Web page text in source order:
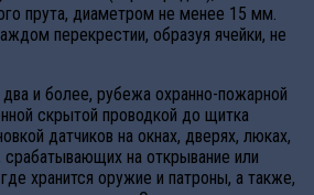
прута, диаметром не менее 15 мм.
перекрестии, образуя ячейки, не
и более, рубежа охранно-пожарной
скрытой проводкой до щитка
датчиков на окнах, дверях, люках,
срабатывающих на открывание или
хранится оружие и патроны, а также,